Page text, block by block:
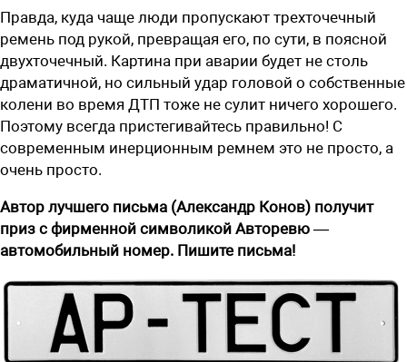
Правда, куда чаще люди пропускают трехточечный
ремень под рукой, превращая его, по сути, в поясной
двухточечный. Картина при аварии будет не столь
драматичной, но сильный удар головой о собственные
колени во время ДТП тоже не сулит ничего хорошего.
Поэтому всегда пристегивайтесь правильно! С
современным инерционным ремнем это не просто, а
очень просто.
Автор лучшего письма (Александр Конов) получит
приз с фирменной символикой Авторевю —
автомобильный номер. Пишите письма!